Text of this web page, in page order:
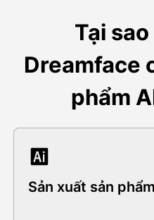
Tại
Dreamface
phẩm
Sản xuất sản